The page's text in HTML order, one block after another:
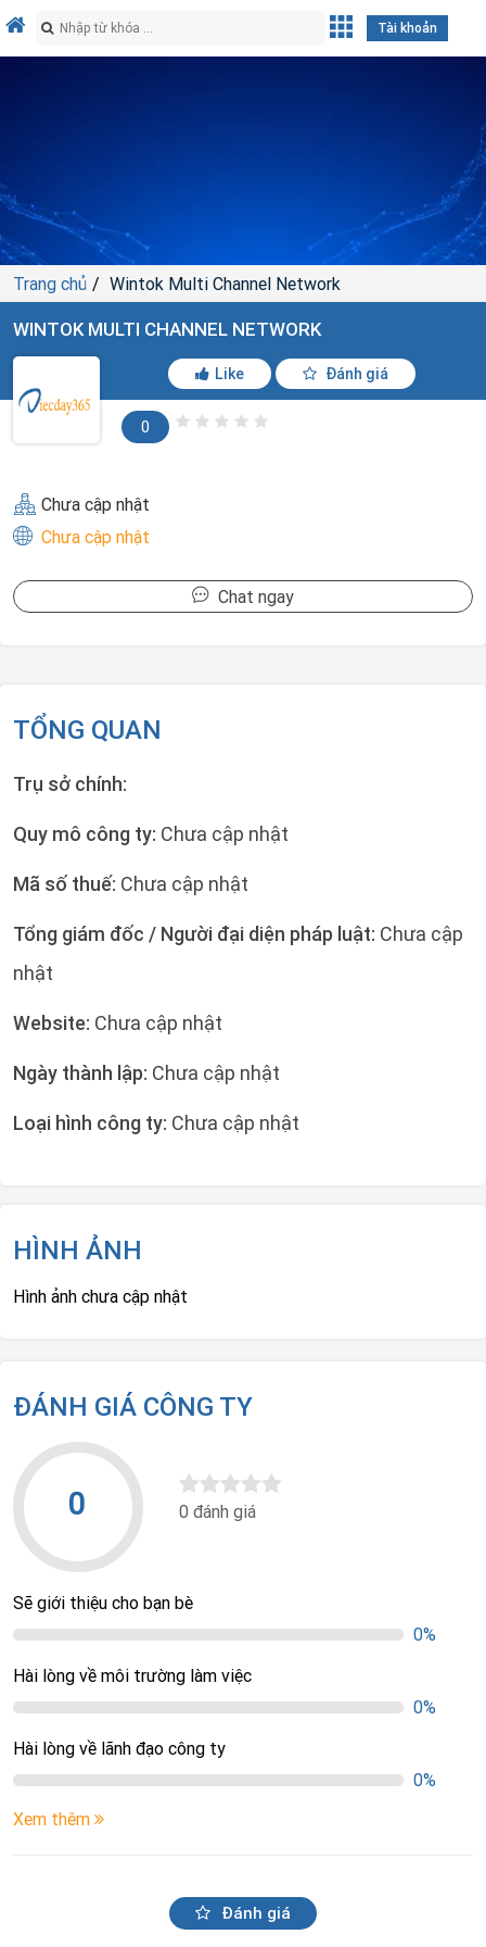
Tài khoản
Trang chủ Wintok Multi Channel Network
WINTOK MULTI CHANNEL NETWORK
Like Đánh giá
0
Chưa cập nhật
Chưa cập nhật
Chat ngay
TỔNG QUAN
Trụ sở chính:
Quy mô công ty: Chưa cập nhật
Mã số thuế: Chưa cập nhật
Tổng giám đốc / Người đại diện pháp luật: Chưa cập
nhật
Website: Chưa cập nhật
Ngày thành lập: Chưa cập nhật
Loại hình công ty: Chưa cập nhật
HÌNH ẢNH
Hình ảnh chưa cập nhật
ĐÁNH GIÁ CÔNG TY
0 0 đánh giá
Sẽ giới thiệu cho bạn bè
0%
Hài lòng về môi trường làm việc
0%
Hài lòng về lãnh đạo công ty
0%
Xem thêm
Đánh giá